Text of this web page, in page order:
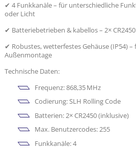
✔ 4 Funkkanäle – für unterschiedliche
oder Licht
✔ Batteriebetrieben & kabellos – 2×
✔ Robustes, wetterfestes Gehäuse (IP54)
Außenmontage
Technische Daten:
Frequenz: 868,35 MHz
Codierung: SLH Rolling Code
Batterien: 2× CR2450 (inklusive)
Max. Benutzercodes: 255
Funkkanäle: 4